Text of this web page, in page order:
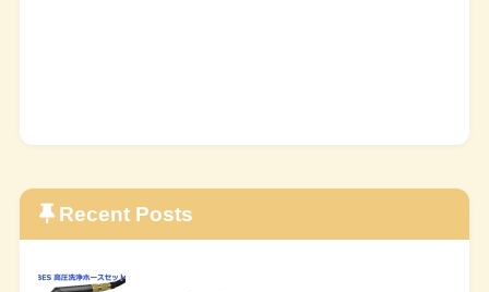
Recent Posts